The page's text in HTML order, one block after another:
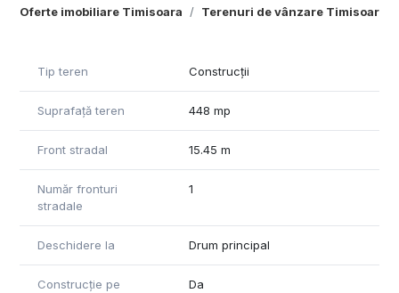
Oferte imobiliare Timisoara Terenuri de vânzare Timisoara
Tip teren Construcții
Suprafață teren 448 mp
Front stradal 15.45 m
Număr fronturi
stradale
1
Deschidere la Drum principal
Construcție pe
Da